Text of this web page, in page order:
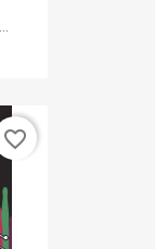
favorite_border